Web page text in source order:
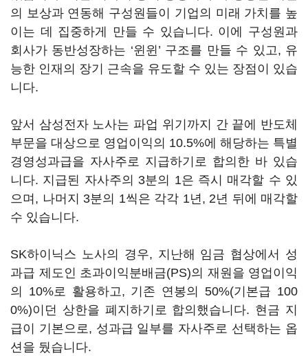
의 보상과 연동해 구성원들이 기업의 미래 가치를 높
이는 데 집중하게 만들 수 있습니다. 이에 구성원과
회사가 동반성장하는 ‘윈윈’ 구조를 만들 수 있고, 유
능한 인재의 장기 근속을 유도할 수 있는 장점이 있습
니다.
앞서 삼성전자 노사는 파업 위기까지 간 끝에 반도체
부문을 대상으로 영업이익의 10.5%에 해당하는 특별
경영성과급을 자사주로 지급하기로 합의한 바 있습
니다. 지급된 자사주의 3분의 1은 즉시 매각할 수 있
으며, 나머지 3분의 1씩은 각각 1년, 2년 뒤에 매각할
수 있습니다.
SK하이닉스 노사의 경우, 지난해 임금 협상에서 성
과급 제도인 초과이익분배금(PS)의 재원을 영업이익
의 10%로 활용하고, 기존 연봉의 50%(기본급 100
0%)이던 상한을 폐지하기로 합의했습니다. 현금 지
급이 기본으로, 성과급 일부를 자사주로 선택하는 옵
션을 뒀습니다.